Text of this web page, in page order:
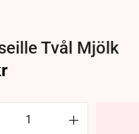
Tvål Mjölk